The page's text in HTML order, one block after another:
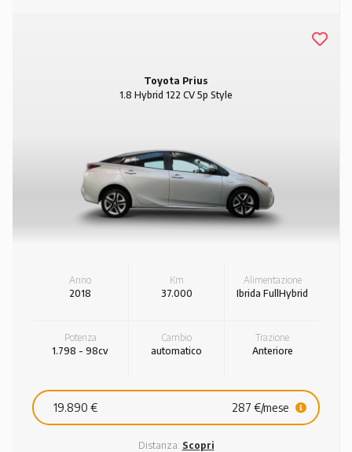
Toyota Prius
1.8 Hybrid 122 CV 5p Style
Anno
2018
Km
37.000
Alimentazione
Ibrida FullHybrid
Potenza
1.798 - 98cv
Cambio
automatico
Trazione
Anteriore
19.890 € 287 €/mese
Distanza: Scopri